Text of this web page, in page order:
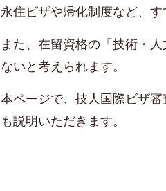
永住ビザや帰化制度など、
また、在留資格の「技術・
ないと考えられます。
本ページで、 技人国際ビザ
も説明いただきます。